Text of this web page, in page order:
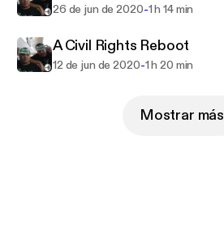
26 de jun de 2020-1 h 14 min
A Civil Rights Reboot
12 de jun de 2020-1 h 20 min
Mostrar más